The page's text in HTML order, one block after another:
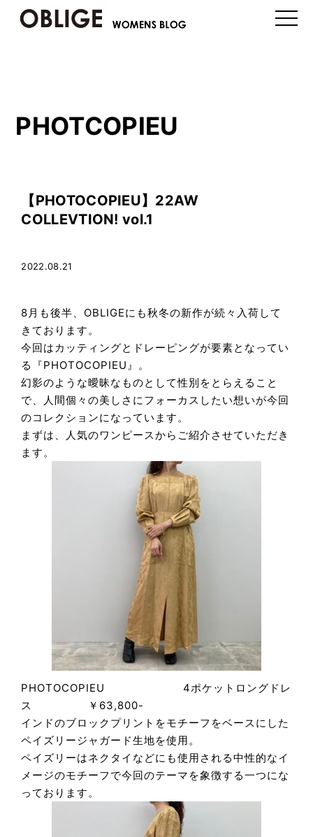
PHOTCOPIEU
【PHOTOCOPIEU】22AW
COLLEVTION! vol.1
2022.08.21
8月も後半、OBLIGEにも秋冬の新作が続々入荷して
きております。
今回はカッティングとドレーピングが要素となってい
る『PHOTOCOPIEU』。
幻影のような曖昧なものとして性別をとらえること
で、人間個々の美しさにフォーカスしたい想いが今回
のコレクションになっています。
まずは、人気のワンピースからご紹介させていただき
ます。
PHOTOCOPIEU 4ポケットロングドレ
ス ￥63,800-
インドのブロックプリントをモチーフをベースにした
ペイズリージャガード生地を使用。
ペイズリーはネクタイなどにも使用される中性的なイ
メージのモチーフで今回のテーマを象徴する一つにな
っております。